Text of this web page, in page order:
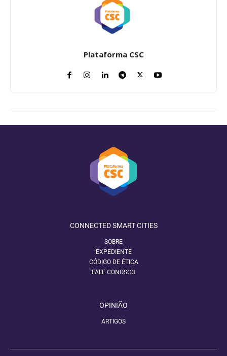
Plataforma CSC
CONNECTED SMART CITIES
SOBRE
EXPEDIENTE
CÓDIGO DE ÉTICA
FALE CONOSCO
OPINIÃO
ARTIGOS